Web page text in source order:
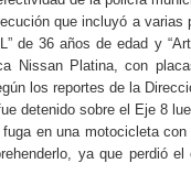
que incluyó a
de 36 años de edad y
Nissan Platina, con
los reportes de la
detenido sobre el Eje 8
en una motocicleta
ya que perdió